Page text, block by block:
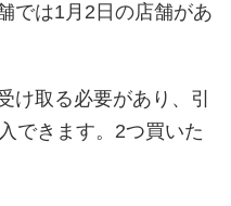
では1月2日の店舗があ
け取る必要があり、引
できます。2つ買いた